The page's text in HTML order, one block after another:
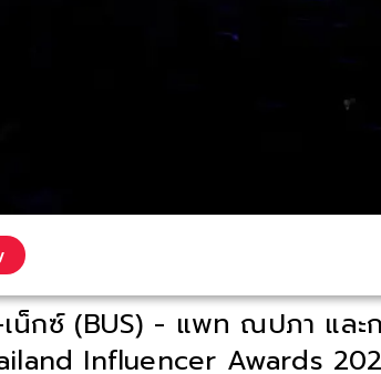
น็กซ์ (BUS) - แพท ณปภา และ
Influencer Awards